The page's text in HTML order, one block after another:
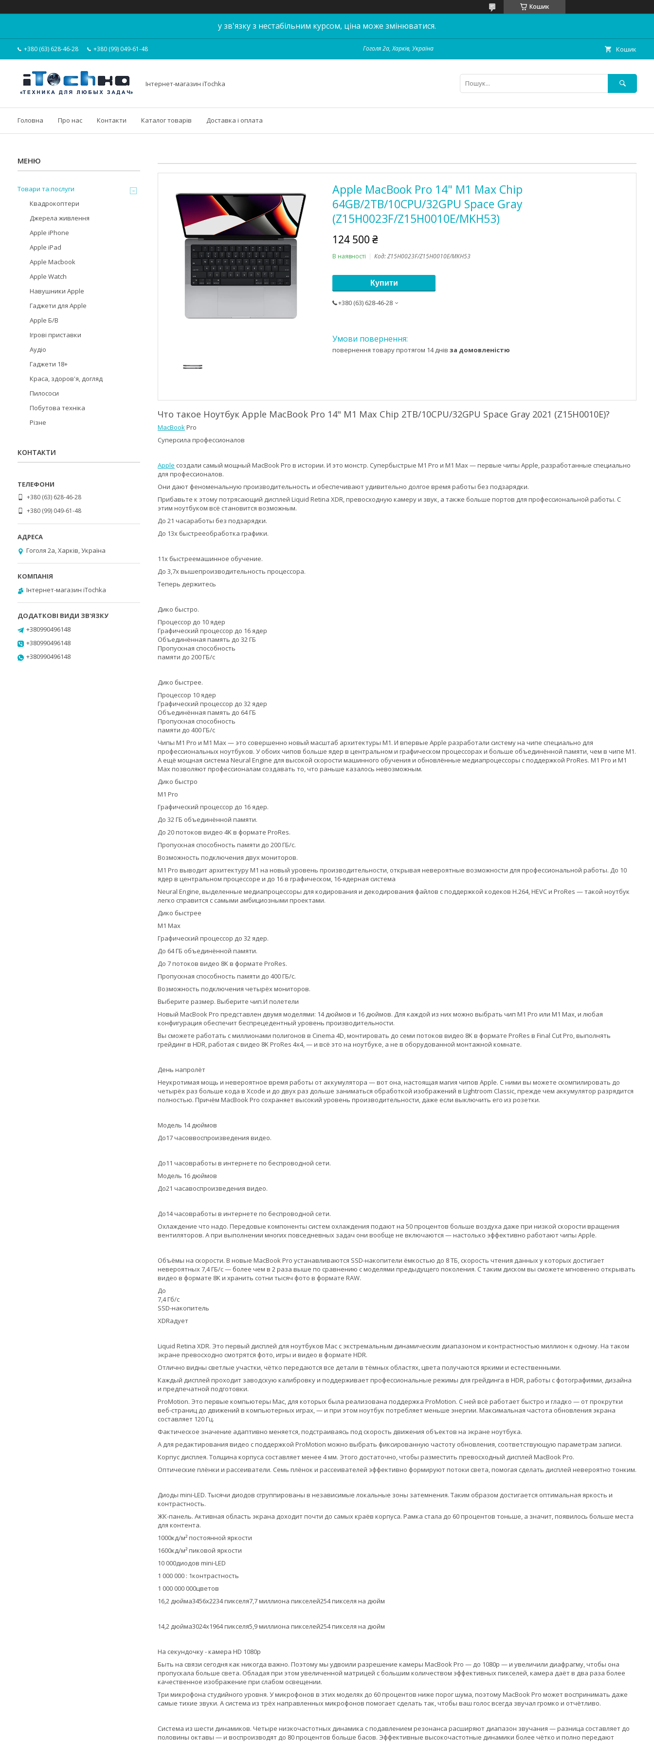
Кошик
у зв'язку з нестабільним курсом, ціна може змінюватися.
+380 (63) 628-46-28 +380 (99) 049-61-48 Гоголя 2а, Харків, Україна Кошик
Інтернет-магазин iTochka
Головна Про нас Контакти Каталог товарів Доставка і оплата
Apple MacBook Pro 14" M1 Max Chip
64GB/2TB/10CPU/32GPU Space Gray
(Z15H0023F/Z15H0010E/MKH53)
124 500 ₴
В наявності Код:Z15H0023F/Z15H0010E/MKH53
Купити
+380 (63) 628-46-28
повернення товару протягом 14 днів за домовленістю
Что такое Ноутбук Apple MacBook Pro 14" M1 Max Chip 2TB/10CPU/32GPU Space Gray 2021 (Z15H0010E)?
MacBookPro
Суперсила профессионалов
Apple создали самый мощный MacBook Pro в истории. И это монстр. Супербыстрые M1 Pro и M1 Max — первые чипы Apple, разработанные специально
для профессионалов.
Они дают феноменальную производительность и обеспечивают удивительно долгое время работы без подзарядки.
Прибавьте к этому потрясающий дисплей Liquid Retina XDR, превосходную камеру и звук, а также больше портов для профессиональной работы. С
этим ноутбуком всё становится возможным.
До 21 часаработы без подзарядки.
До 13х быстрееобработка графики.
11x быстреемашинное обучение.
До 3,7х вышепроизводительность процессора.
Теперь держитесь
Дико быстро.
Процессор до 10 ядер
Графический процессор до 16 ядер
Объединённая память до 32 ГБ
Пропускная способность
памяти до 200 ГБ/с
Дико быстрее.
Процессор 10 ядер
Графический процессор до 32 ядер
Объединённая память до 64 ГБ
Пропускная способность
памяти до 400 ГБ/с
Чипы M1 Pro и M1 Max — это совершенно новый масштаб архитектуры М1. И впервые Apple разработали систему на чипе специально для
профессиональных ноутбуков. У обоих чипов больше ядер в центральном и графическом процессорах и больше объединённой памяти, чем в чипе M1.
А ещё мощная система Neural Engine для высокой скорости машинного обучения и обновлённые медиапроцессоры с поддержкой ProRes. M1 Pro и M1
Max позволяют профессионалам создавать то, что раньше казалось невозможным.
Дико быстро
M1 Pro
Графический процессор до 16 ядер.
До 32 ГБ объединённой памяти.
До 20 потоков видео 4K в формате ProRes.
Пропускная способность памяти до 200 ГБ/с.
Возможность подключения двух мониторов.
M1 Pro выводит архитектуру M1 на новый уровень производительности, открывая невероятные возможности для профессиональной работы. До 10
ядер в центральном процессоре и до 16 в графическом, 16-ядерная система
Neural Engine, выделенные медиапроцессоры для кодирования и декодирования файлов с поддержкой кодеков H.264, HEVC и ProRes — такой ноутбук
легко справится с самыми амбициозными проектами.
Дико быстрее
M1 Max
Графический процессор до 32 ядер.
До 64 ГБ объединённой памяти.
До 7 потоков видео 8K в формате ProRes.
Пропускная способность памяти до 400 ГБ/с.
Возможность подключения четырёх мониторов.
Выберите размер. Выберите чип.И полетели
Новый MacBook Pro представлен двумя моделями: 14 дюймов и 16 дюймов. Для каждой из них можно выбрать чип M1 Pro или M1 Max, и любая
конфигурация обеспечит беспрецедентный уровень производительности.
Вы сможете работать с миллионами полигонов в Cinema 4D, монтировать до семи потоков видео 8K в формате ProRes в Final Cut Pro, выполнять
грейдинг в HDR, работая с видео 8K ProRes 4x4, — и всё это на ноутбуке, а не в оборудованной монтажной комнате.
День напролёт
Неукротимая мощь и невероятное время работы от аккумулятора — вот она, настоящая магия чипов Apple. С ними вы можете скомпилировать до
четырёх раз больше кода в Xcode и до двух раз дольше заниматься обработкой изображений в Lightroom Classic, прежде чем аккумулятор разрядится
полностью. Причём MacBook Pro сохраняет высокий уровень производительности, даже если выключить его из розетки.
Модель 14 дюймов
До17 часоввоспроизведения видео.
До11 часовработы в интернете по беспроводной сети.
Модель 16 дюймов
До21 часавоспроизведения видео.
До14 часовработы в интернете по беспроводной сети.
Охлаждение что надо. Передовые компоненты систем охлаждения подают на 50 процентов больше воздуха даже при низкой скорости вращения
вентиляторов. А при выполнении многих повседневных задач они вообще не включаются — настолько эффективно работают чипы Apple.
Объёмы на скорости. В новые MacBook Pro устанавливаются SSD-накопители ёмкостью до 8 ТБ, скорость чтения данных у которых достигает
невероятных 7,4 ГБ/с — более чем в 2 раза выше по сравнению с моделями предыдущего поколения. С таким диском вы сможете мгновенно открывать
видео в формате 8K и хранить сотни тысяч фото в формате RAW.
До
7,4 Гб/с
SSD-накопитель
XDRадует
Liquid Retina XDR. Это первый дисплей для ноутбуков Mac с экстремальным динамическим диапазоном и контрастностью миллион к одному. На таком
экране превосходно смотрятся фото, игры и видео в формате HDR.
Отлично видны светлые участки, чётко передаются все детали в тёмных областях, цвета получаются яркими и естественными.
Каждый дисплей проходит заводскую калибровку и поддерживает профессиональные режимы для грейдинга в HDR, работы с фотографиями, дизайна
и предпечатной подготовки.
ProMotion. Это первые компьютеры Mac, для которых была реализована поддержка ProMotion. С ней всё работает быстро и гладко — от прокрутки
веб-страниц до движений в компьютерных играх, — и при этом ноутбук потребляет меньше энергии. Максимальная частота обновления экрана
составляет 120 Гц.
Фактическое значение адаптивно меняется, подстраиваясь под скорость движения объектов на экране ноутбука.
А для редактирования видео с поддержкой ProMotion можно выбрать фиксированную частоту обновления, соответствующую параметрам записи.
Корпус дисплея. Толщина корпуса составляет менее 4 мм. Этого достаточно, чтобы разместить превосходный дисплей MacBook Pro.
Оптические плёнки и рассеиватели. Семь плёнок и рассеивателей эффективно формируют потоки света, помогая сделать дисплей невероятно тонким.
Диоды mini-LED. Тысячи диодов сгруппированы в независимые локальные зоны затемнения. Таким образом достигается оптимальная яркость и
контрастность.
ЖК-панель. Активная область экрана доходит почти до самых краёв корпуса. Рамка стала до 60 процентов тоньше, а значит, появилось больше места
для контента.
1000кд/м² постоянной яркости
1600кд/м² пиковой яркости
10 000диодов mini-LED
1 000 000 : 1контрастность
1 000 000 000цветов
16,2 дюйма3456x2234 пикселя7,7 миллиона пикселей254 пикселя на дюйм
14,2 дюйма3024x1964 пикселя5,9 миллиона пикселей254 пикселя на дюйм
На секундочку - камера HD 1080p
Быть на связи сегодня как никогда важно. Поэтому мы удвоили разрешение камеры MacBook Pro — до 1080p — и увеличили диафрагму, чтобы она
пропускала больше света. Обладая при этом увеличенной матрицей с большим количеством эффективных пикселей, камера даёт в два раза более
качественное изображение при слабом освещении.
Три микрофона студийного уровня. У микрофонов в этих моделях до 60 процентов ниже порог шума, поэтому MacBook Pro может воспринимать даже
самые тихие звуки. А система из трёх направленных микрофонов помогает сделать так, чтобы ваш голос всегда звучал громко и отчётливо.
Система из шести динамиков. Четыре низкочастотных динамика с подавлением резонанса расширяют диапазон звучания — разница составляет до
половины октавы — и воспроизводят до 80 процентов больше басов. Эффективные высокочастотные динамики более чётко и полно передают
Товари та послуги
Квадрокоптери
Джерела живлення
Apple iPhone
Apple iPad
Apple Macbook
Apple Watch
Навушники Apple
Гаджети для Apple
Apple Б/В
Ігрові приставки
Аудіо
Гаджети 18+
Краса, здоров'я, догляд
Пилососи
Побутова техніка
Різне
КОНТАКТИ
+380 (63) 628-46-28
+380 (99) 049-61-48
Гоголя 2а, Харків, Україна
Інтернет-магазин iTochka
+380990496148
+380990496148
+380990496148